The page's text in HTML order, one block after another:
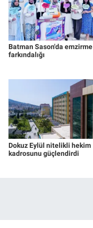
Batman Sason'da emzirme
farkındalığı
Dokuz Eylül nitelikli hekim
kadrosunu güçlendirdi